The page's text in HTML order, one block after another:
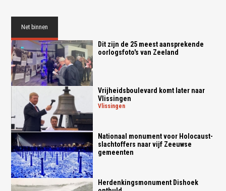
Net binnen
Dit zijn de 25 meest aansprekende
oorlogsfoto's van Zeeland
Vrijheidsboulevard komt later naar
Vlissingen
vlissingen
Nationaal monument voor Holocaust-
slachtoffers naar vijf Zeeuwse
gemeenten
Herdenkingsmonument Dishoek